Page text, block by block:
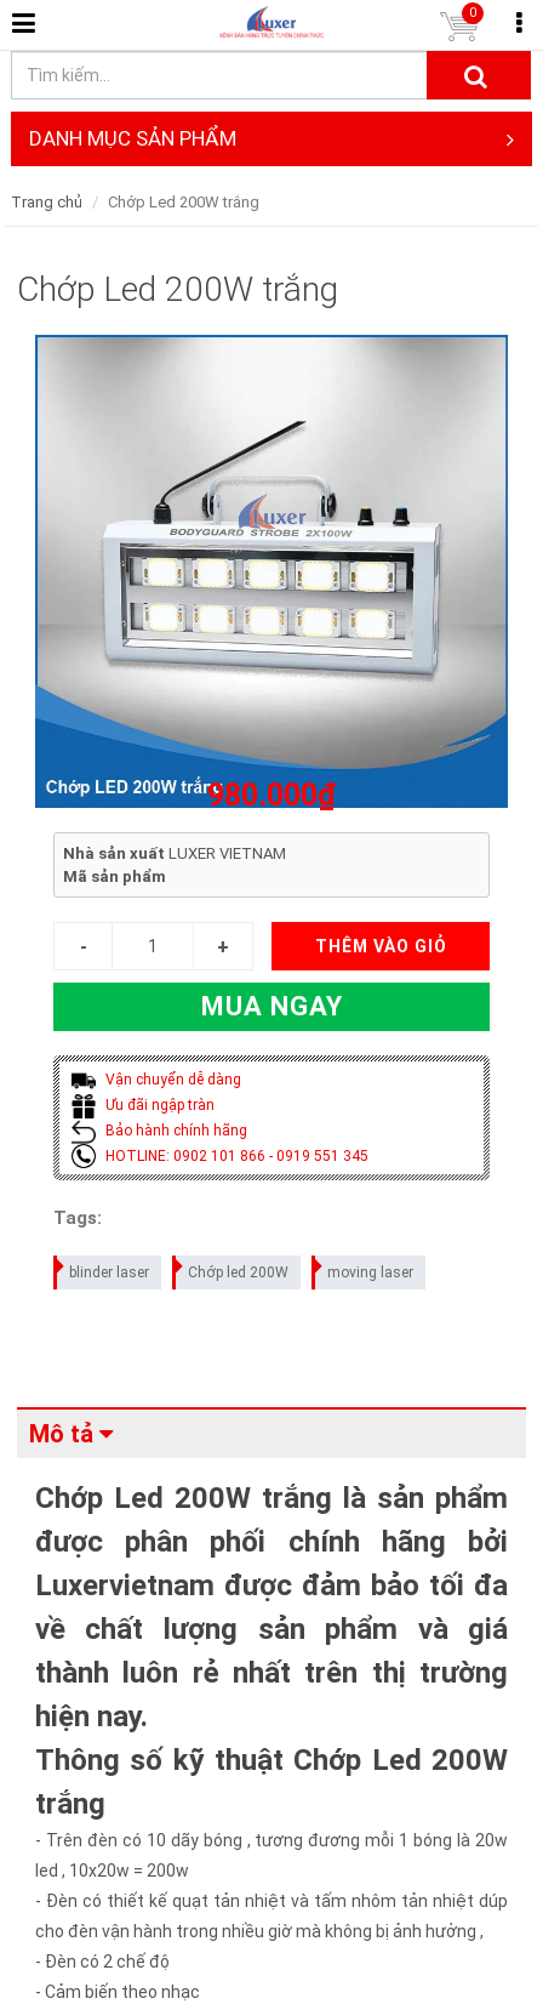
0
DANH MỤC SẢN PHẨM
Trang chủ Chớp Led 200W trắng
Chớp Led 200W trắng
980.000₫
Nhà sản xuất LUXER VIETNAM
Mã sản phẩm
THÊM VÀO GIỎ
MUA NGAY
Vận chuyển dễ dàng
Ưu đãi ngập tràn
Bảo hành chính hãng
HOTLINE: 0902 101 866 - 0919 551 345
Tags:
blinder laser Chớp led 200W moving laser
Mô tả
Chớp Led 200W trắng là sản phẩm
được phân phối chính hãng bởi
Luxervietnam được đảm bảo tối đa
về chất lượng sản phẩm và giá
thành luôn rẻ nhất trên thị trường
hiện nay.
Thông số kỹ thuật Chớp Led 200W
trắng
- Trên đèn có 10 dãy bóng , tương đương mỗi 1 bóng là 20w
led , 10x20w = 200w
- Đèn có thiết kế quạt tản nhiệt và tấm nhôm tản nhiệt dúp
cho đèn vận hành trong nhiều giờ mà không bị ảnh hưởng ,
- Đèn có 2 chế độ
- Cảm biến theo nhạc